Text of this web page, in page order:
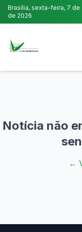
Brasília, sexta-feira, 7 de
de 2026
Notícia não
←